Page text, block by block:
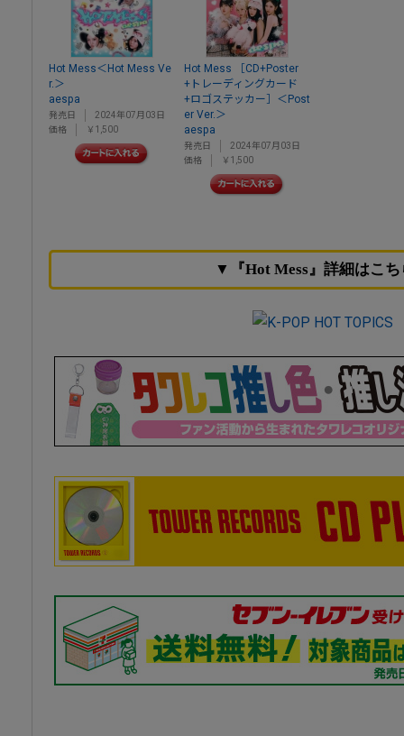
Hot Mess＜Hot Mess Ve
r.＞
aespa
発売日
2024年07月03日
価格
￥1,500
Hot Mess ［CD+Poster
+トレーディングカード
+ロゴステッカー］＜Post
er Ver.＞
aespa
発売日
2024年07月03日
価格
￥1,500
▼『Hot Mess』詳細はこ